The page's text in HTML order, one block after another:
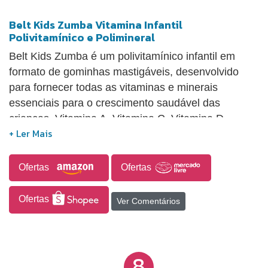
Belt Kids Zumba Vitamina Infantil
Polivitamínico e Polimineral
Belt Kids Zumba é um polivitamínico infantil em
formato de gominhas mastigáveis, desenvolvido
para fornecer todas as vitaminas e minerais
essenciais para o crescimento saudável das
crianças. Vitamina A. Vitamina C. Vitamina D.
Vitaminas do complexo B. Minerais.
Ofertas Ofertas
Ofertas Ver Comentários